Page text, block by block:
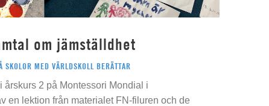
om jämställdhet
SKOLOR MED VÄRLDSKOLL BERÄTTAR
2 på Montessori Mondial i
en lektion från materialet FN-filuren och de